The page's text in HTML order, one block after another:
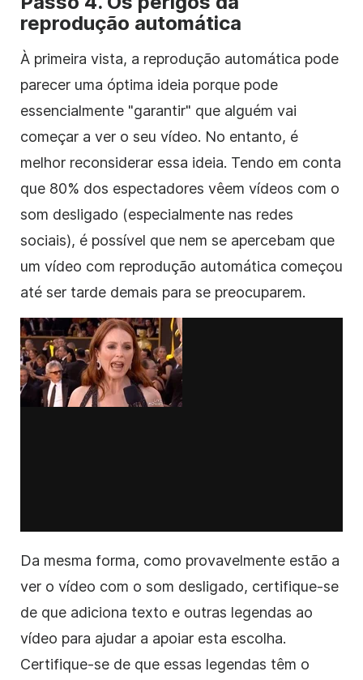
reprodução automática
À primeira vista, a reprodução automática pode
parecer uma óptima ideia porque pode
essencialmente "garantir" que alguém vai
começar a ver o seu vídeo. No entanto, é
melhor reconsiderar essa ideia. Tendo em conta
que 80% dos espectadores vêem vídeos com o
som desligado (especialmente nas redes
sociais), é possível que nem se apercebam que
um vídeo com reprodução automática começou
até ser tarde demais para se preocuparem.
Da mesma forma, como provavelmente estão a
ver o vídeo com o som desligado, certifique-se
de que adiciona texto e outras legendas ao
vídeo para ajudar a apoiar esta escolha.
Certifique-se de que essas legendas têm o